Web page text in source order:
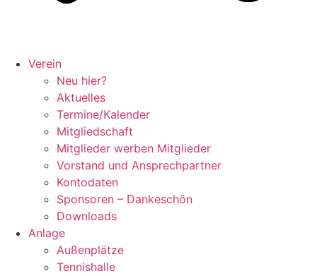
Verein
Neu hier?
Aktuelles
Termine/Kalender
Mitgliedschaft
Mitglieder werben Mitglieder
Vorstand und Ansprechpartner
Kontodaten
Sponsoren – Dankeschön
Downloads
Anlage
Außenplätze
Tennishalle